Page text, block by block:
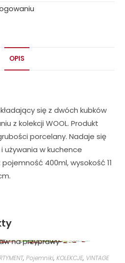
OPIS
się z dwóch kubków
z kolekcji WOOL. Produkt
porcelany. Nadaje się
używania w kuchence
400ml, wysokość 11
, Pojemniki, KOLEKCJE, VINTAGE